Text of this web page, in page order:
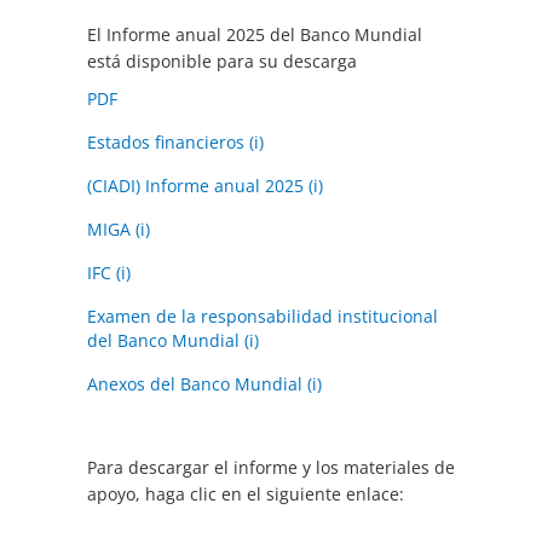
El Informe anual 2025 del Banco Mundial
está disponible para su descarga
PDF
Estados financieros (i)
(CIADI) Informe anual 2025 (i)
MIGA (i)
IFC (i)
Examen de la responsabilidad institucional
del Banco Mundial (i)
Anexos del Banco Mundial (i)
Para descargar el informe y los materiales de
apoyo, haga clic en el siguiente enlace: